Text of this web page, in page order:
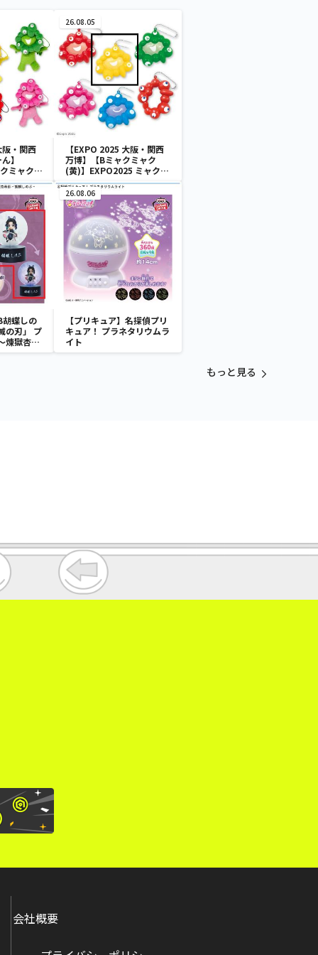
・関西
】
ミャク
きぬいぐ
26.08.05
【EXPO 2025 大阪・関西
万博】【Bミャクミャク
(黄)】EXPO2025 ミャクミ
ャク カラフルスクイーズマ
スコット
胡蝶しの
の刃」 プ
煉獄杏寿
26.08.06
【プリキュア】名探偵プリ
キュア！ プラネタリウムラ
イト
もっと見る
会社概要